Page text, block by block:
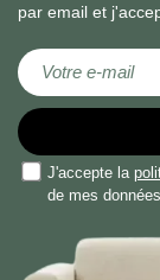
par email et
Inscription à notre
J'accepte la
de mes